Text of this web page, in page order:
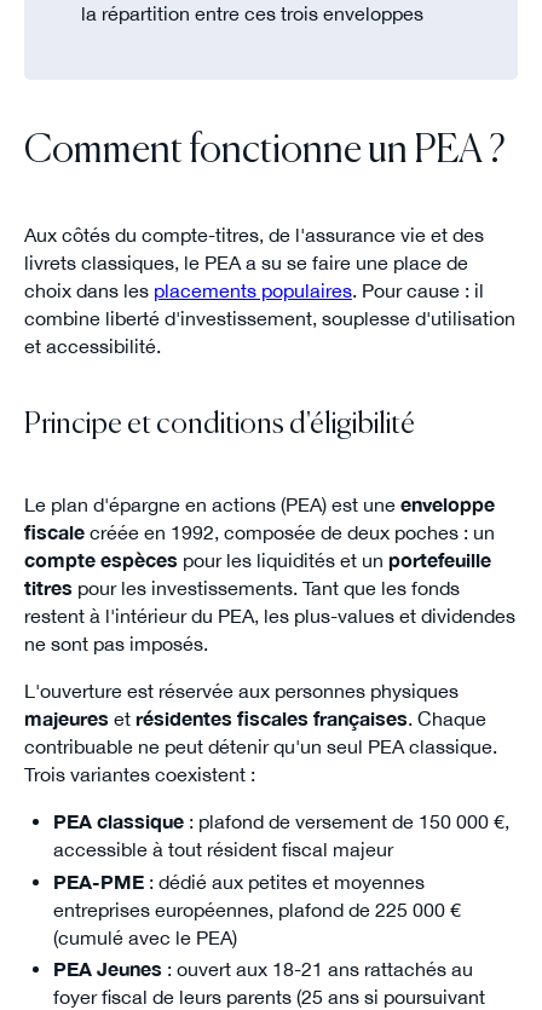
la répartition entre ces trois enveloppes
Comment fonctionne un PEA ?
Aux côtés du compte-titres, de l'assurance vie et des
livrets classiques, le PEA a su se faire une place de
choix dans les placements populaires. Pour cause : il
combine liberté d'investissement, souplesse d'utilisation
et accessibilité.
Principe et conditions d'éligibilité
Le plan d'épargne en actions (PEA) est une enveloppe
fiscalecréée en 1992, composée de deux poches : un
compte espèces pour les liquidités et un portefeuille
titres pour les investissements. Tant que les fonds
restent à l'intérieur du PEA, les plus-values et dividendes
ne sont pas imposés.
L'ouverture est réservée aux personnes physiques
majeures et résidentes fiscales françaises. Chaque
contribuable ne peut détenir qu'un seul PEA classique.
Trois variantes coexistent :
PEA classique: plafond de versement de 150 000 €,
accessible à tout résident fiscal majeur
PEA-PME: dédié aux petites et moyennes
entreprises européennes, plafond de 225 000 €
(cumulé avec le PEA)
PEA Jeunes : ouvert aux 18-21 ans rattachés au
foyer fiscal de leurs parents (25 ans si poursuivant